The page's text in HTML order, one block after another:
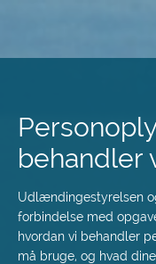
behandler
Udlændingestyrelsen
forbindelse med
hvordan vi behandler
må bruge, og hvad